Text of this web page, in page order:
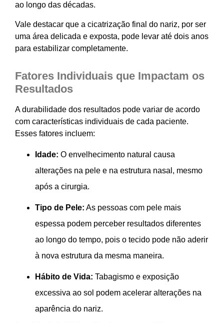
ao longo das décadas.
Vale destacar que a cicatrização final do nariz, por ser
uma área delicada e exposta, pode levar até dois anos
para estabilizar completamente.
Fatores Individuais que Impactam os
Resultados
A durabilidade dos resultados pode variar de acordo
com características individuais de cada paciente.
Esses fatores incluem:
Idade: O envelhecimento natural causa
alterações na pele e na estrutura nasal, mesmo
após a cirurgia.
Tipo de Pele: As pessoas com pele mais
espessa podem perceber resultados diferentes
ao longo do tempo, pois o tecido pode não aderir
à nova estrutura da mesma maneira.
Hábito de Vida: Tabagismo e exposição
excessiva ao sol podem acelerar alterações na
aparência do nariz.